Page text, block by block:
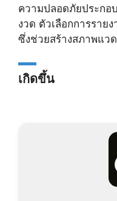
ความปลอดภัยประกอ
งวด ตัวเลือกการราย
ซึ่งช่วยสร้างสภาพแว
เกิดขึ้น